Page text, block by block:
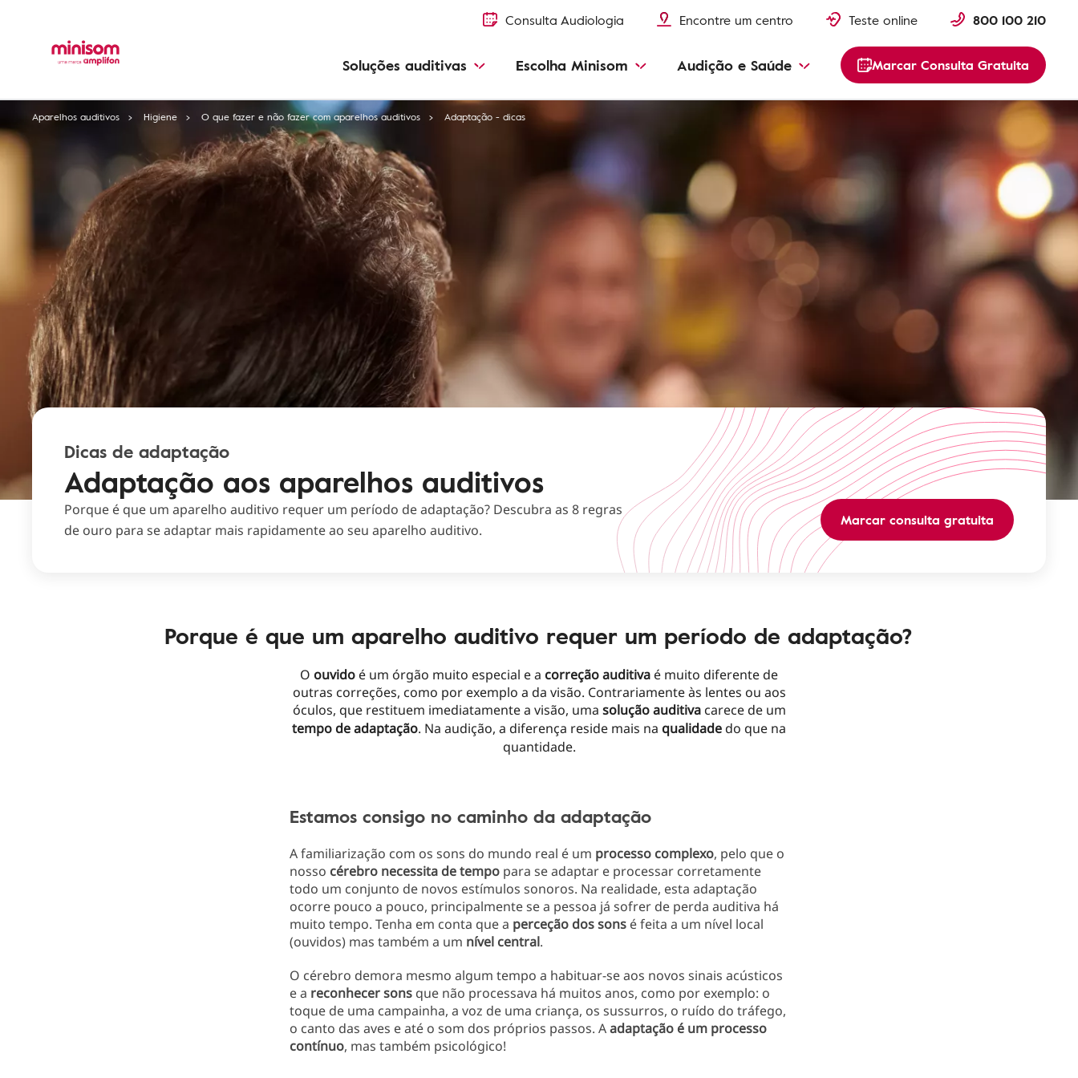
Consulta Audiologia Encontre um centro Teste online 800 100 210
Soluções auditivas Escolha Minisom Audição e Saúde Marcar Consulta Gratuita
Aparelhos auditivos Higiene O que fazer e não fazer com aparelhos auditivos Adaptação - dicas
Dicas de adaptação
Adaptação aos aparelhos auditivos
Porque é que um aparelho auditivo requer um período de adaptação? Descubra as 8 regras
de ouro para se adaptar mais rapidamente ao seu aparelho auditivo.
Marcar consulta gratuita
Porque é que um aparelho auditivo requer um período de adaptação?
O ouvido é um órgão muito especial e a correção auditiva é muito diferente de
outras correções, como por exemplo a da visão. Contrariamente às lentes ou aos
óculos, que restituem imediatamentea visão, uma solução auditivacarece de um
tempode adaptação. Na audição, a diferença reside mais na qualidadedo que na
quantidade.
Estamos consigo no caminho da adaptação
A familiarização com os sons do mundo real é um processo complexo, pelo que o
nosso cérebro necessita de tempo para se adaptar e processar corretamente
todo um conjunto de novos estímulos sonoros. Na realidade, esta adaptação
ocorre pouco a pouco, principalmente se a pessoa já sofrer de perda auditiva há
muito tempo. Tenha em conta que a perceção dos sons é feita a um nível local
(ouvidos) mas também a um nível central.
O cérebro demora mesmo algum tempo a habituar-se aos novos sinais acústicos
e a reconhecer sons que não processava há muitos anos, como por exemplo: o
toque de uma campainha, a voz de uma criança, os sussurros, o ruído do tráfego,
o canto das aves e até o som dos próprios passos. Aadaptação é um processo
contínuo, mas também psicológico!